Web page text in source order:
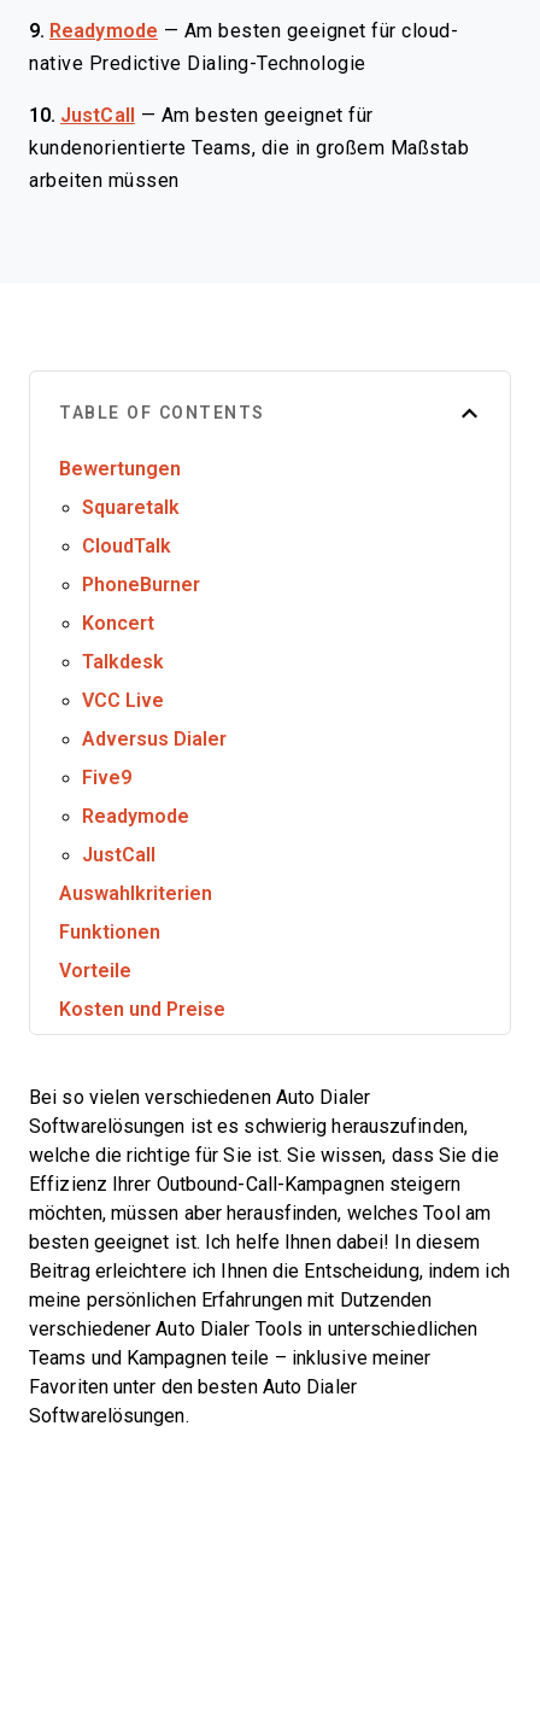
9. Readymode — Am besten geeignet für cloud-
native Predictive Dialing-Technologie
10. JustCall — Am besten geeignet für
kundenorientierte Teams, die in großem Maßstab
arbeiten müssen
TABLE OF CONTENTS
Bewertungen
Squaretalk
CloudTalk
PhoneBurner
Koncert
Talkdesk
VCC Live
Adversus Dialer
Five9
Readymode
JustCall
Auswahlkriterien
Funktionen
Vorteile
Kosten und Preise
Bei so vielen verschiedenen Auto Dialer
Softwarelösungen ist es schwierig herauszufinden,
welche die richtige für Sie ist. Sie wissen, dass Sie die
Effizienz Ihrer Outbound-Call-Kampagnen steigern
möchten, müssen aber herausfinden, welches Tool am
besten geeignet ist. Ich helfe Ihnen dabei! In diesem
Beitrag erleichtere ich Ihnen die Entscheidung, indem ich
meine persönlichen Erfahrungen mit Dutzenden
verschiedener Auto Dialer Tools in unterschiedlichen
Teams und Kampagnen teile – inklusive meiner
Favoriten unter den besten Auto Dialer
Softwarelösungen.